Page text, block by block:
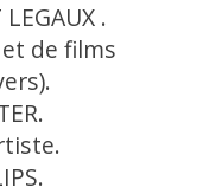
.
de films